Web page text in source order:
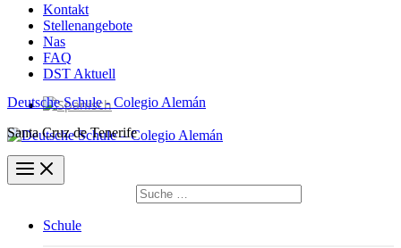
Kontakt
Stellenangebote
Nas
FAQ
DST Aktuell
Deutsche Schule - Colegio Alemán
Santa Cruz de Tenerife
Suchen
nach:
Schule